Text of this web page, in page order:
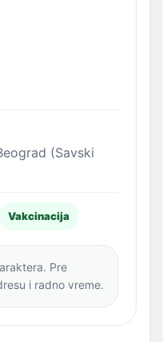
(Savski
Vakcinacija
Pre
i radno vreme.